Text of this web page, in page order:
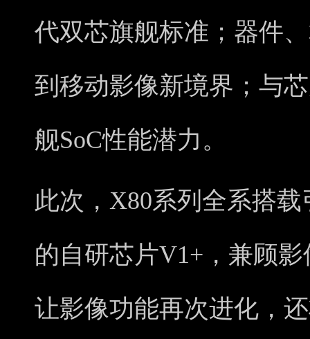
代双芯旗舰标准；器件
到移动影像新境界；与
舰SoC性能潜力。
此次，X80系列全系搭
的自研芯片V1+，兼顾
让影像功能再次进化，